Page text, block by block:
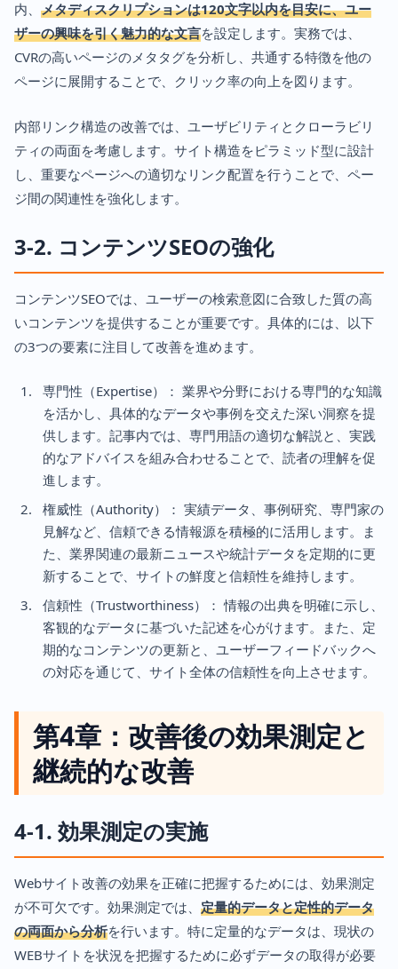
内、 メタディスクリプションは120文字以内を目安に、ユー
ザーの興味を引く魅力的な文言を設定します。実務では、
CVRの高いページのメタタグを分析し、共通する特徴を他の
ページに展開することで、クリック率の向上を図ります。
内部リンク構造の改善では、ユーザビリティとクローラビリ
ティの両面を考慮します。サイト構造をピラミッド型に設計
し、重要なページへの適切なリンク配置を行うことで、ペー
ジ間の関連性を強化します。
3-2. コンテンツSEOの強化
コンテンツSEOでは、ユーザーの検索意図に合致した質の高
いコンテンツを提供することが重要です。具体的には、以下
の3つの要素に注目して改善を進めます。
専門性（Expertise）： 業界や分野における専門的な知識
を活かし、具体的なデータや事例を交えた深い洞察を提
供します。記事内では、専門用語の適切な解説と、実践
的なアドバイスを組み合わせることで、読者の理解を促
進します。
権威性（Authority）： 実績データ、事例研究、専門家の
見解など、信頼できる情報源を積極的に活用します。ま
た、業界関連の最新ニュースや統計データを定期的に更
新することで、サイトの鮮度と信頼性を維持します。
信頼性（Trustworthiness）： 情報の出典を明確に示し、
客観的なデータに基づいた記述を心がけます。また、定
期的なコンテンツの更新と、ユーザーフィードバックへ
の対応を通じて、サイト全体の信頼性を向上させます。
第4章：改善後の効果測定と
継続的な改善
4-1. 効果測定の実施
Webサイト改善の効果を正確に把握するためには、効果測定
が不可欠です。効果測定では、 定量的データと定性的データ
の両面から分析を行います。特に定量的なデータは、現状の
WEBサイトを状況を把握するために必ずデータの取得が必要